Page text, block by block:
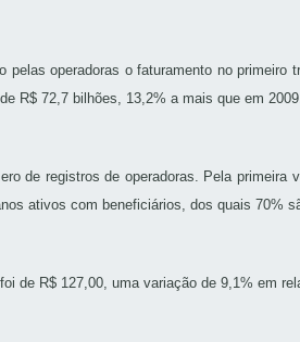
operadoras o faturamento no
R$ 72,7 bilhões, 13,2% a mais que em
de registros de operadoras. Pela
ativos com beneficiários, dos quais 70%
de R$ 127,00, uma variação de 9,1% em